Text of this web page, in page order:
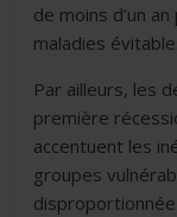
de moins d’un
maladies
Par ailleurs, les
première
accentuent les
groupes